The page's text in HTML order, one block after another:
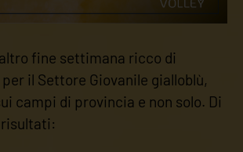
fine settimana ricco di
il Settore Giovanile gialloblù,
campi di provincia e non solo. Di